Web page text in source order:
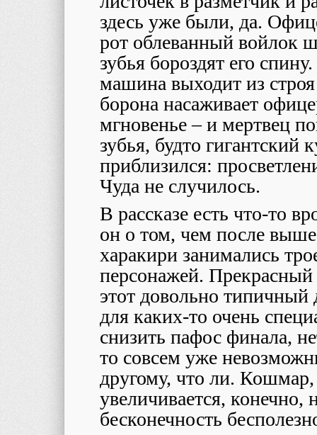
здесь уже были, да.
рот облеванный войлок
зубья бороздят его
машина выходит из
борона насаживает
мгновенье – и мертвец
зубья, будто гигантский
приблизился:
Чуда не случилось.
В рассказе есть что-то
он о том, чем после
харакири занимались
персонажей.
этот довольно
для каких-то очень
снизить пафос финала,
то совсем уже
другому, что ли. Кошмар,
увеличивается,
бесконечность